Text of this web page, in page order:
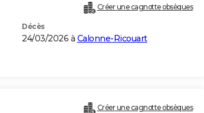
Créer une cagnotte obsèques
Décès
24/03/2026 à Calonne-Ricouart
Créer une cagnotte obsèques